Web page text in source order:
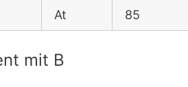
At 85
mit B